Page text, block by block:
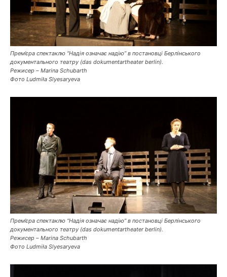
Прем’єра спектаклю “Надія означає надію” в постановці Берлінського
документального театру (das dokumentartheater berlin).
Режисер – Marina Schubarth
Фото Ludmiła Slyesaryeva
Прем’єра спектаклю “Надія означає надію” в постановці Берлінського
документального театру (das dokumentartheater berlin).
Режисер – Marina Schubarth
Фото Ludmiła Slyesaryeva